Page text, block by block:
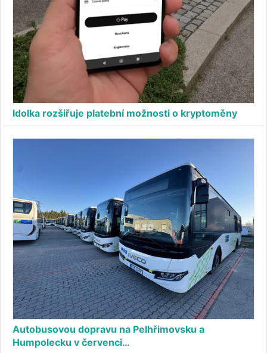
Idolka rozšiřuje platební možnosti o kryptoměny
Autobusovou dopravu na Pelhřimovsku a
Humpolecku v červenci…